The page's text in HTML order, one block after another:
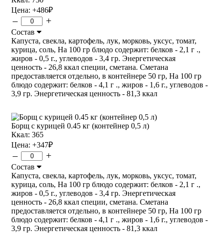
Цена: +486₽
– +
Состав
Капуста, свекла, картофель, лук, морковь, уксус, томат,
курица, соль, На 100 гр блюдо содержит: белков - 2,1 г .,
жиров - 0,5 г., углеводов - 3,4 гр. Энергетическая
ценность - 26,8 ккал специи, сметана. Сметана
предоставляется отдельно, в контейнере 50 гр, На 100 гр
блюдо содержит: белков - 4,1 г ., жиров - 1,6 г., углеводов -
3,9 гр. Энергетическая ценность - 81,3 ккал
Борщ с курицей 0.45 кг (контейнер 0,5 л)
Ккал: 365
Цена: +347₽
– +
Состав
Капуста, свекла, картофель, лук, морковь, уксус, томат,
курица, соль, На 100 гр блюдо содержит: белков - 2,1 г .,
жиров - 0,5 г., углеводов - 3,4 гр. Энергетическая
ценность - 26,8 ккал специи, сметана. Сметана
предоставляется отдельно, в контейнере 50 гр, На 100 гр
блюдо содержит: белков - 4,1 г ., жиров - 1,6 г., углеводов -
3,9 гр. Энергетическая ценность - 81,3 ккал